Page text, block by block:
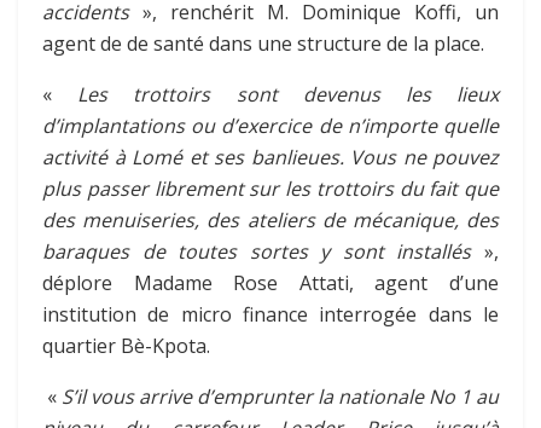
accidents», renchérit M. Dominique Koffi, un
agent de de santé dans une structure de la place.
« Les trottoirs sont devenus les lieux
d’implantations ou d’exercice de n’importe quelle
activité à Lomé et ses banlieues. Vous ne pouvez
plus passer librement sur les trottoirs du fait que
des menuiseries, des ateliers de mécanique, des
baraques de toutes sortes y sont installés»,
déplore Madame Rose Attati, agent d’une
institution de micro finance interrogée dans le
quartier Bè-Kpota.
« S’il vous arrive d’emprunter la nationale No 1 au